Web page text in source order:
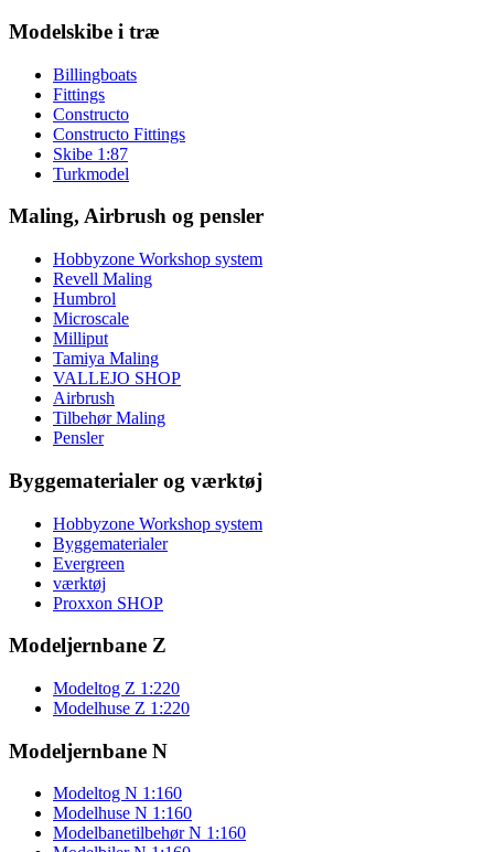
Modelskibe i træ
Billingboats
Fittings
Constructo
Constructo Fittings
Skibe 1:87
Turkmodel
Maling, Airbrush og pensler
Hobbyzone Workshop system
Revell Maling
Humbrol
Microscale
Milliput
Tamiya Maling
VALLEJO SHOP
Airbrush
Tilbehør Maling
Pensler
Byggematerialer og værktøj
Hobbyzone Workshop system
Byggematerialer
Evergreen
værktøj
Proxxon SHOP
Modeljernbane Z
Modeltog Z 1:220
Modelhuse Z 1:220
Modeljernbane N
Modeltog N 1:160
Modelhuse N 1:160
Modelbanetilbehør N 1:160